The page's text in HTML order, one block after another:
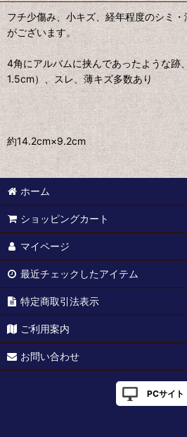
フチ少傷み、小キズ、経年程度のシミ
がございます。
4角にアルバムに挟んであったような跡
1.5cm）、スレ、薄キズ多数あり
約14.2cm×9.2cm
ホーム
ショッピングカート
マイページ
最近チェックしたアイテム
特定商取引法表示
ご利用案内
お問い合わせ
PCサイト